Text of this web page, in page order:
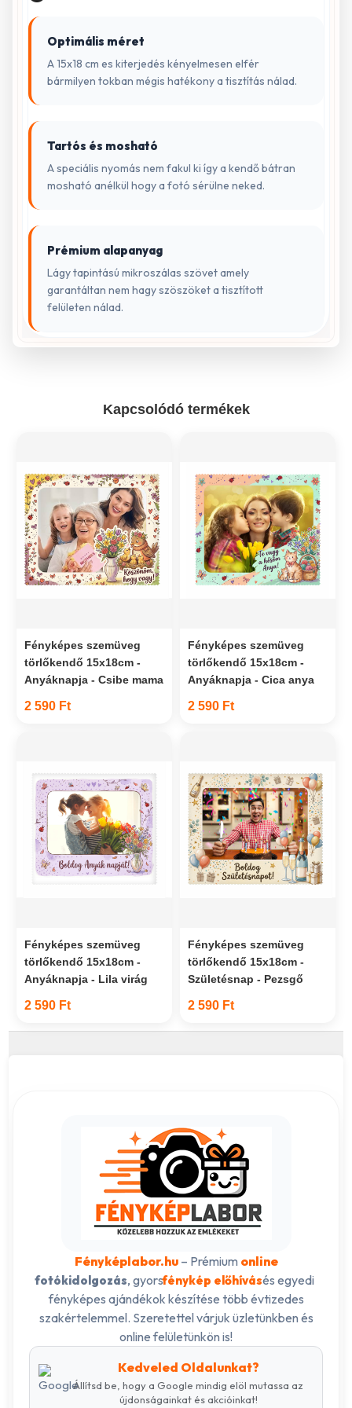
Optimális méret
A 15x18 cm es kiterjedés kényelmesen elfér
bármilyen tokban mégis hatékony a tisztítás nálad.
Tartós és mosható
A speciális nyomás nem fakul ki így a kendő bátran
mosható anélkül hogy a fotó sérülne neked.
Prémium alapanyag
Lágy tapintású mikroszálas szövet amely
garantáltan nem hagy szöszöket a tisztított
felületen nálad.
Kapcsolódó termékek
Fényképes szemüveg
törlőkendő 15x18cm -
Anyáknapja - Csibe mama
2 590 Ft
Fényképes szemüveg
törlőkendő 15x18cm -
Anyáknapja - Cica anya
2 590 Ft
Fényképes szemüveg
törlőkendő 15x18cm -
Anyáknapja - Lila virág
2 590 Ft
Fényképes szemüveg
törlőkendő 15x18cm -
Születésnap - Pezsgő
2 590 Ft
Fényképlabor.hu– Prémium online
fotókidolgozás, gyorsfénykép előhívásés egyedi
fényképes ajándékok készítése több évtizedes
szakértelemmel. Szeretettel várjuk üzletünkben és
online felületünkön is!
Kedveled Oldalunkat?
Állítsd be, hogy a Google mindig elöl mutassa az
újdonságainkat és akcióinkat!